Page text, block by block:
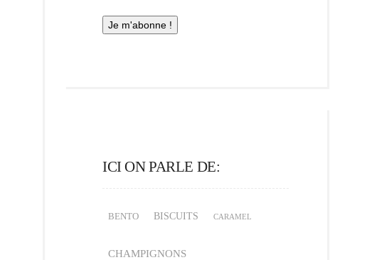
ICI ON PARLE DE:
BENTO BISCUITS CARAMEL
CHAMPIGNONS